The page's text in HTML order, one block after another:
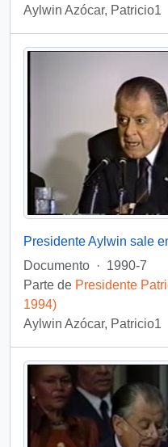
Aylwin Azócar, Patricio1
Documento · 1990-7
Parte de Presidente
1994)
Aylwin Azócar, Patricio1